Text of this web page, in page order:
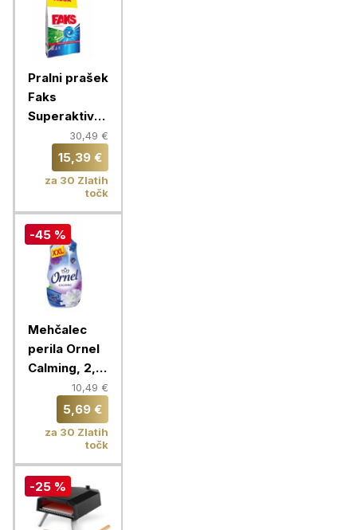
Pralni prašek
Faks
Superaktiv
Hygienic
Clean, 90
pranj
30,49 €
15,39 €
za 30 Zlatih
točk
-45 %
Mehčalec
perila Ornel
Calming, 2,4
10,49 €
5,69 €
za 30 Zlatih
točk
-25 %